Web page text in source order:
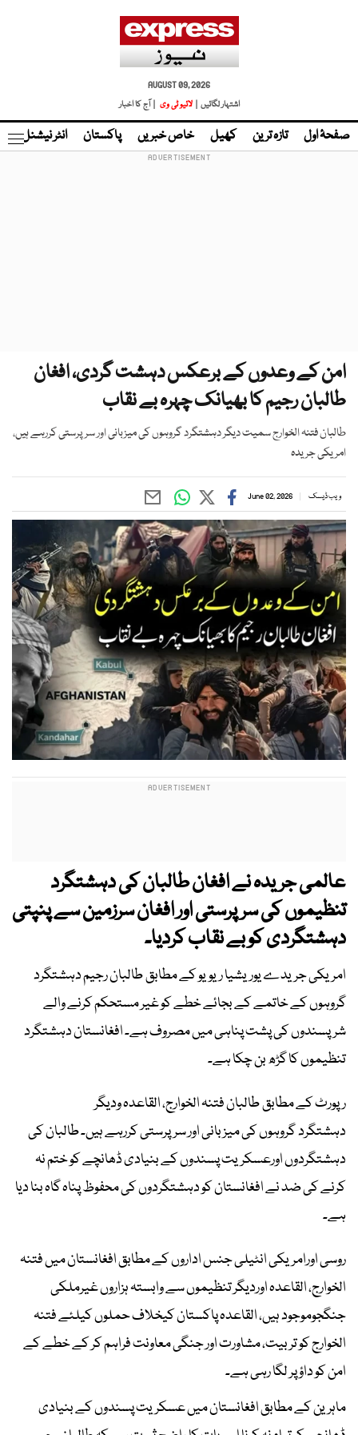
AUGUST 09, 2026
اشتہار لگائیں |
لائیو ٹی وی | آج کا اخبار
صفحۂ اول تازہ ترین کھیل خاص خبریں پاکستان انٹر نیشنل
امن کے وعدوں کے برعکس دہشت گردی، افغان
طالبان رجیم کا بھیانک چہرہ بے نقاب
طالبان فتنہ الخوارج سمیت دیگر دہشتگرد گروہوں کی میزبانی اور سرپرستی کررہے ہیں،
امریکی جریدہ
ویب ڈیسک June 02, 2026
عالمی جریدہ نے افغان طالبان کی دہشتگرد
تنظیموں کی سرپرستی اور افغان سرزمین سے پنپتی
دہشتگردی کو بے نقاب کردیا۔
امریکی جریدے یوریشیا ریویو کے مطابق طالبان رجیم دہشتگرد
گروہوں کے خاتمے کے بجائے خطے کو غیر مستحکم کرنے والے
شرپسندوں کی پشت پناہی میں مصروف ہے۔ افغانستان دہشتگرد
تنظیموں کا گڑھ بن چکا ہے۔
رپورٹ کے مطابق طالبان فتنہ الخوارج، القاعدہ ودیگر
دہشتگرد گروہوں کی میزبانی اور سرپرستی کررہے ہیں۔ طالبان کی
دہشتگردوں اورعسکریت پسندوں کے بنیادی ڈھانچے کو ختم نہ
کرنے کی ضد نے افغانستان کو دہشتگردوں کی محفوظ پناہ گاہ بنا دیا
ہے۔
روسی اورامریکی انٹیلی جنس اداروں کے مطابق افغانستان میں فتنہ
الخوارج، القاعدہ اوردیگر تنظیموں سے وابستہ ہزاروں غیرملکی
جنگجوموجود ہیں، القاعدہ پاکستان کیخلاف حملوں کیلئے فتنہ
الخوارج کو تربیت، مشاورت اور جنگی معاونت فراہم کر کے خطے کے
امن کو داؤ پر لگا رہی ہے۔
ماہرین کے مطابق افغانستان میں عسکریت پسندوں کے بنیادی